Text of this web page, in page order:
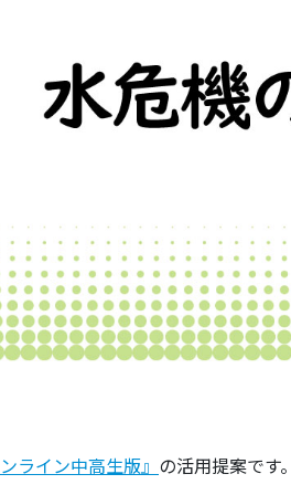
ライン中高生版』 の活用提案です